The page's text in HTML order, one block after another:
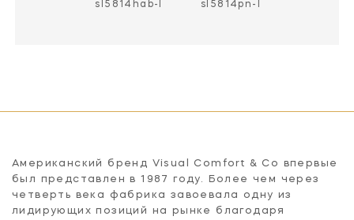
sl5814hab-l sl5814pn-l
Американский бренд Visual Comfort & Co впервые
был представлен в 1987 году. Более чем через
четверть века фабрика завоевала одну из
лидирующих позиций на рынке благодаря